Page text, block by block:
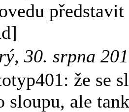
představit
30. srpna
že se
sloupu, ale